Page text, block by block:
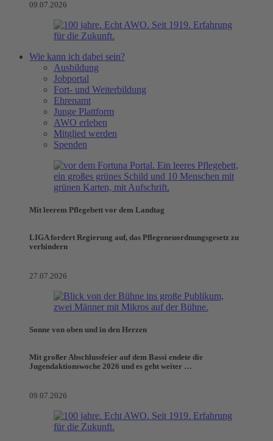
09.07.2026
Wie kann ich dabei sein?
Ausbildung
Jobportal
Fort- und Weiterbildung
Ehrenamt
Junge Plattform
AWO erleben
Mitglied werden
Spenden
Mit leerem Pflegebett vor dem Landtag
LIGA fordert Regierung auf, das Pflegeneuordnungsgesetz zu
verhindern
27.07.2026
Sonne von oben und in den Herzen
Mit großer Abschlussfeier auf dem Bassi endete die
Jugendaktionswoche 2026 und es geht weiter …
09.07.2026